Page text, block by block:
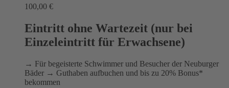
100,00 €
Eintritt ohne Wartezeit (nur bei
Einzeleintritt für Erwachsene)
→ Für begeisterte Schwimmer und Besucher der Neuburger
Bäder → Guthaben aufbuchen und bis zu 20% Bonus*
bekommen